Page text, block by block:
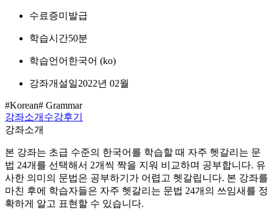
수료증미발급
학습시간50분
학습언어 한국어 ‎(ko)‎
강좌개설일2022년 02월
#Korean# Grammar
강좌소개 수강후기
강좌소개
본 강좌는 초급 수준의 한국어를 학습할 때 자주 헷갈리는 문
법 24개를 선택해서 2개씩 짝을 지워 비교하며 공부합니다. 유
사한 의미의 문법은 공부하기가 어렵고 헷갈립니다. 본 강좌를
마친 후에 학습자들은 자주 헷갈리는 문법 24개의 쓰임새를 정
확하게 알고 표현할 수 있습니다.